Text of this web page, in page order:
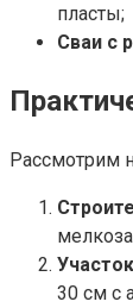
пласты;
Сваи с
Рассмотрим
30 см с